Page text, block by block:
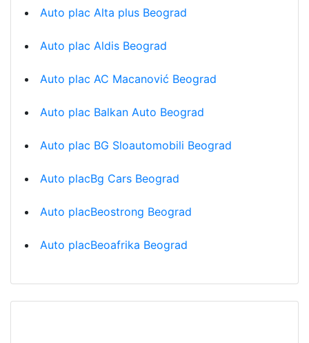
Auto plac Alta plus Beograd
Auto plac Aldis Beograd
Auto plac AC Macanović Beograd
Auto plac Balkan Auto Beograd
Auto plac BG Sloautomobili Beograd
Auto placBg Cars Beograd
Auto placBeostrong Beograd
Auto placBeoafrika Beograd